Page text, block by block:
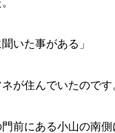
いた事がある」
が住んでいたのです
前にある小山の南側